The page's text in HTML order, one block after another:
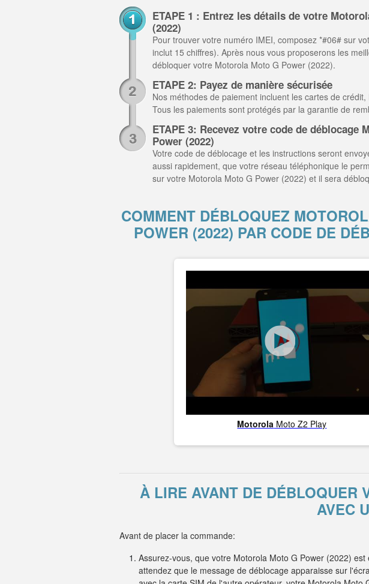
ETAPE 1 : Entrez les détails de votre
(2022)
Pour trouver votre numéro IMEI, composez *#06# sur
inclut 15 chiffres). Après nous vous proposerons les
débloquer votre Motorola Moto G Power (2022).
ETAPE 2: Payez de manière sécurisée
Nos méthodes de paiement incluent les cartes de crédit,
Tous les paiements sont protégés par la garantie de
ETAPE 3: Recevez votre code de déblocage
Power (2022)
Votre code de déblocage et les instructions seront
aussi rapidement, que votre réseau téléphonique le
sur votre Motorola Moto G Power (2022) et il sera
COMMENT DÉBLOQUEZ
POWER (2022) PAR CODE DE
Motorola Moto Z2 Play
À LIRE AVANT DE DÉBLOQUER
AVEC
Avant de placer la commande:
Assurez-vous, que votre Motorola Moto G Power (2022)
attendez que le message de déblocage apparaisse sur